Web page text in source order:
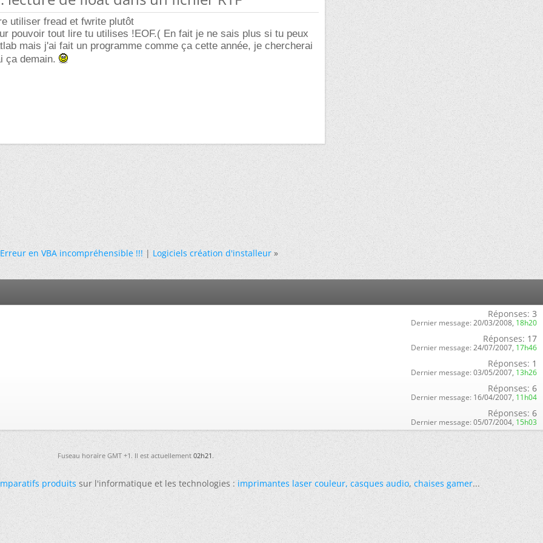
utiliser fread et fwrite plutôt
pouvoir tout lire tu utilises !EOF.( En fait je ne sais plus si tu peux
mais j'ai fait un programme comme ça cette année, je chercherai
ça demain.
Erreur en VBA incompréhensible !!!|Logiciels création d'installeur »
Réponses: 3
Dernier message: 20/03/2008, 18h20
Réponses: 17
Dernier message: 24/07/2007, 17h46
Réponses: 1
Dernier message: 03/05/2007, 13h26
Réponses: 6
Dernier message: 16/04/2007, 11h04
Réponses: 6
Dernier message: 05/07/2004, 15h03
Fuseau horaire GMT +1. Il est actuellement02h21.
produitssur l'informatique et les technologies :imprimantes laser couleur,casques audio,chaises gamer...